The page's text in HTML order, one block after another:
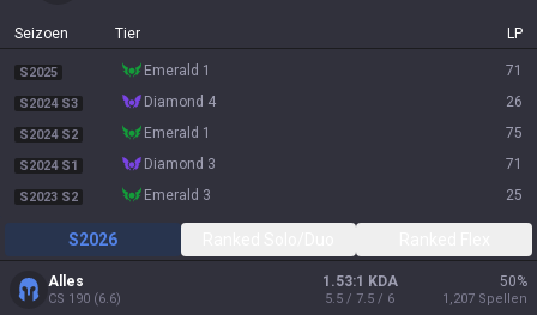
Seizoen Tier LP
S2025 emerald 1 71
S2024 S3 diamond 4 26
S2024 S2 emerald 1 75
S2024 S1 diamond 3 71
S2023 S2 emerald 3 25
S2026
Alles
CS 190 (6.6)
1.53:1 KDA
5.5 / 7.5 / 6
50%
1,207 Spellen